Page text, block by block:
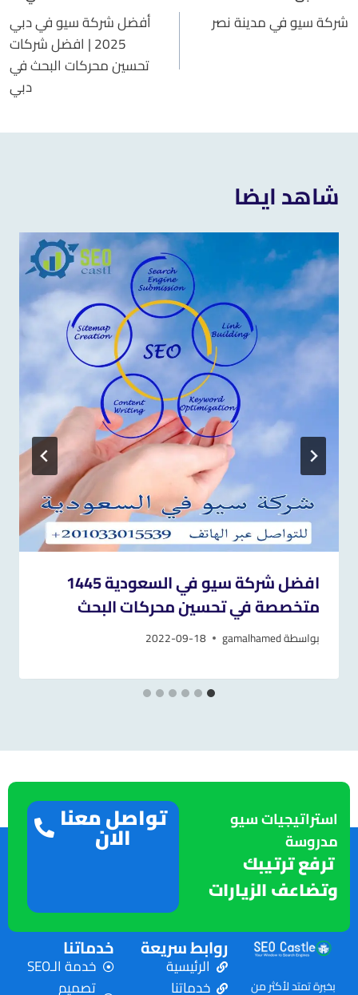
شركة سيو في مدينة نصر
أفضل شركة سيو في دبي
2025 | افضل شركات
تحسين محركات البحث في
دبي
شاهد ايضا
افضل شركة سيو في السعودية 1445
متخصصة في تحسين محركات البحث
بواسطةgamalhamed
2022-09-18
استراتيجيات سيو
مدروسة
ترفع ترتيبك
وتضاعف الزيارات
تواصل معنا
الان
بخبرة تمتد لأكثر من
روابط سريعة
الرئيسية
خدماتنا
خدماتنا
خدمة الـSEO
تصميم